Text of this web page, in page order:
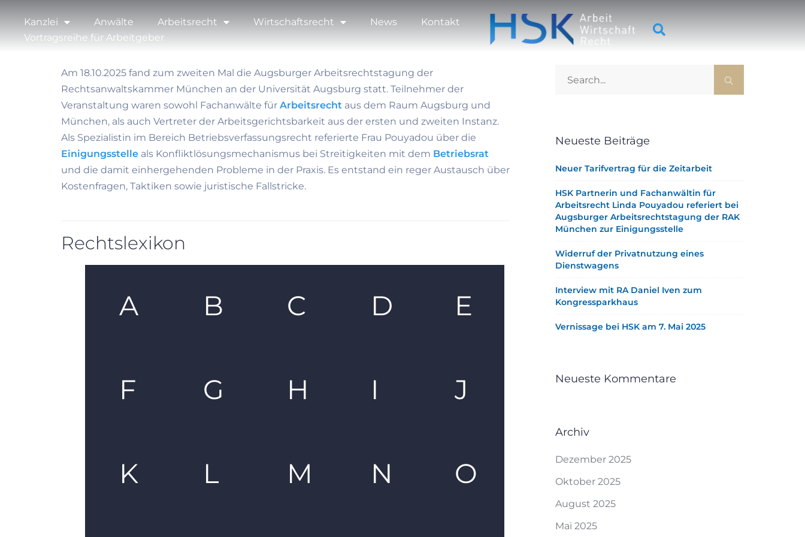
Kanzlei Anwälte Arbeitsrecht Wirtschaftsrecht News
Kontakt
Vortragsreihe für Arbeitgeber
Am 18.10.2025 fand zum zweiten Mal die Augsburger Arbeitsrechtstagung der
Rechtsanwaltskammer München an der Universität Augsburg statt. Teilnehmer der
Veranstaltung waren sowohl Fachanwälte für Arbeitsrecht aus dem Raum Augsburg und
München, als auch Vertreter der Arbeitsgerichtsbarkeit aus der ersten und zweiten Instanz.
Als Spezialistin im Bereich Betriebsverfassungsrecht referierte Frau Pouyadou über die
Einigungsstelle als Konfliktlösungsmechanismus bei Streitigkeiten mit dem Betriebsrat
und die damit einhergehenden Probleme in der Praxis. Es entstand ein reger Austausch über
Kostenfragen, Taktiken sowie juristische Fallstricke.
Rechtslexikon
A B C D E
F G H I J
K L M N O
Neueste Beiträge
Neuer Tarifvertrag für die Zeitarbeit
HSK Partnerin und Fachanwältin für
Arbeitsrecht Linda Pouyadou referiert bei
Augsburger Arbeitsrechtstagung der RAK
München zur Einigungsstelle
Widerruf der Privatnutzung eines
Dienstwagens
Interview mit RA Daniel Iven zum
Kongressparkhaus
Vernissage bei HSK am 7. Mai 2025
Neueste Kommentare
Archiv
Dezember 2025
Oktober 2025
August 2025
Mai 2025